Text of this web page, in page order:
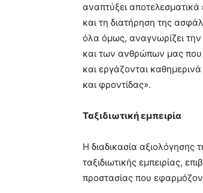
αναπτύξει αποτελεσματικά
και τη διατήρηση της
όλα όμως, αναγνωρίζει
και των ανθρώπων μας
και εργάζονται
και φροντίδας».
Ταξιδιωτική εμπειρία
Η διαδικασία αξιολόγησης
ταξιδιωτικής εμπειρίας,
προστασίας που